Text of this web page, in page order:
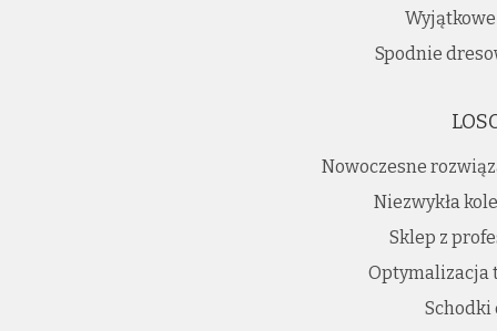
Spodnie
Nowoczesne
Niezwykła
Sklep z
Optymalizacja
Schodki